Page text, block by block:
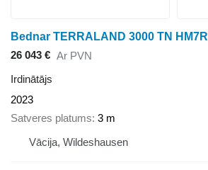
Bednar TERRALAND 3000 TN HM7R
26 043 € Ar PVN
Irdinātājs
2023
Satveres platums 3 m
Vācija, Wildeshausen